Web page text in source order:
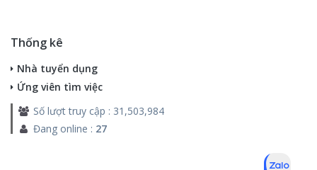
Thống kê
Nhà tuyển dụng
Ứng viên tìm việc
Số lượt truy cập : 31,503,984
Đang online : 27